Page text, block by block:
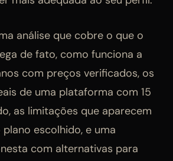
análise que cobre o que o
de fato, como funciona a
com preços verificados, os
de uma plataforma com 15
as limitações que aparecem
escolhido, e uma
com alternativas para